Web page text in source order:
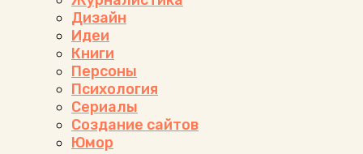
Дизайн
Идеи
Книги
Персоны
Психология
Сериалы
Создание сайтов
Юмор